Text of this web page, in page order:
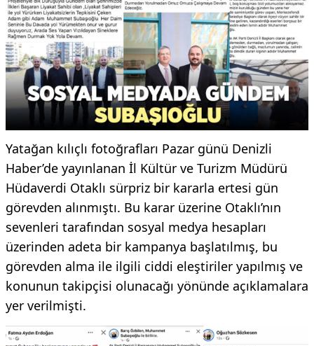
Yatağan kılıçlı fotoğrafları Pazar günü Denizli
Haber’de yayınlanan İl Kültür ve Turizm Müdürü
Hüdaverdi Otaklı sürpriz bir kararla ertesi gün
görevden alınmıştı. Bu karar üzerine Otaklı’nın
sevenleri tarafından sosyal medya hesapları
üzerinden adeta bir kampanya başlatılmış, bu
görevden alma ile ilgili ciddi eleştiriler yapılmış ve
konunun takipçisi olunacağı yönünde açıklamalara
yer verilmişti.